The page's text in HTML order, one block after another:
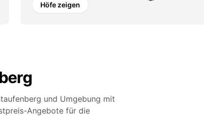
Höfe zeigen
und Umgebung mit
Angebote für die